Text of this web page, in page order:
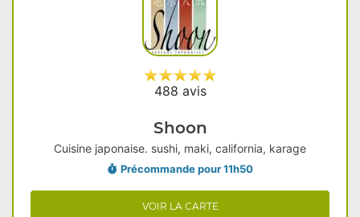
488 avis
Shoon
Cuisine japonaise. sushi, maki, california, karage
Précommande pour 11h50
VOIR LA CARTE